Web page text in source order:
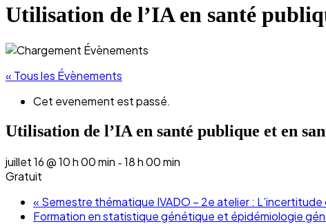
Utilisation de l’IA en santé
« Tous les Évènements
Cet evenement est passé.
Utilisation de l’IA en santé publique et en
juillet 16 @ 10 h 00 min - 18 h 00 min
Gratuit
« Semestre thématique IVADO – 2e atelier : L’incertitude
Formation en statistique génétique et épidémiologie